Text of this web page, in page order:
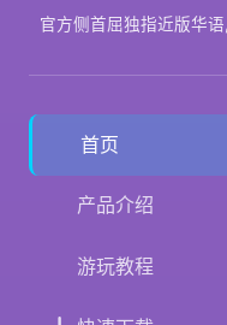
官方侧首屈独指近版华
首页
产品介绍
游玩教程